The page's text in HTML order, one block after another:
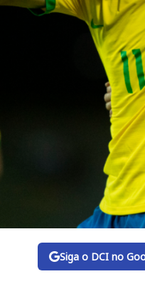
Siga o DCI no